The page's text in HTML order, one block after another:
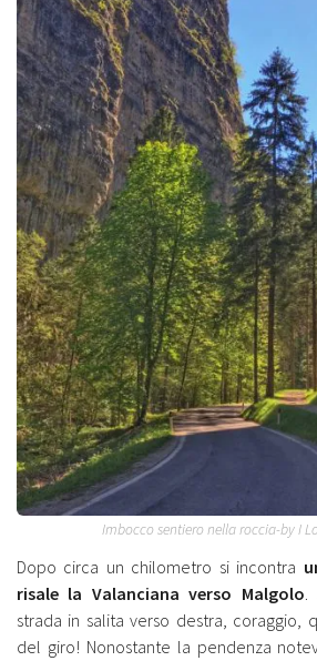
Imbocco sentiero nella roccia-by I
Dopo circa un chilometro si incontra
risale la Valanciana verso Malgolo.
strada in salita verso destra, coraggio,
del giro! Nonostante la pendenza